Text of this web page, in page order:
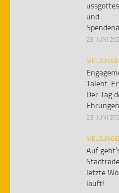
und
23. JUNI
Talent.
Der Tag
Ehrungen
23. JUNI
Auf
letzte
läuft!